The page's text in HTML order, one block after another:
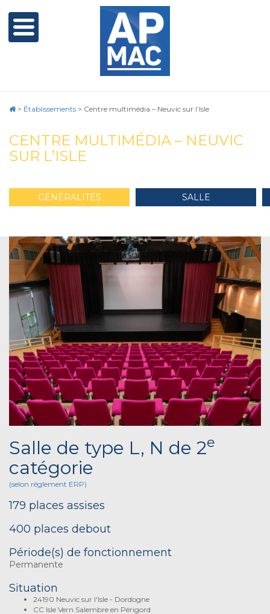
> Établissements > Centre multimédia – Neuvic sur l’Isle
CENTRE MULTIMÉDIA – NEUVIC
SUR L’ISLE
GÉNÉRALITÉS SALLE
Salle de type L, N de 2e
catégorie
(selon réglement ERP)
179 places assises
400 places debout
Période(s) de fonctionnement
Permanente
Situation
24190 Neuvic sur l'Isle - Dordogne
CC Isle Vern Salembre en Périgord